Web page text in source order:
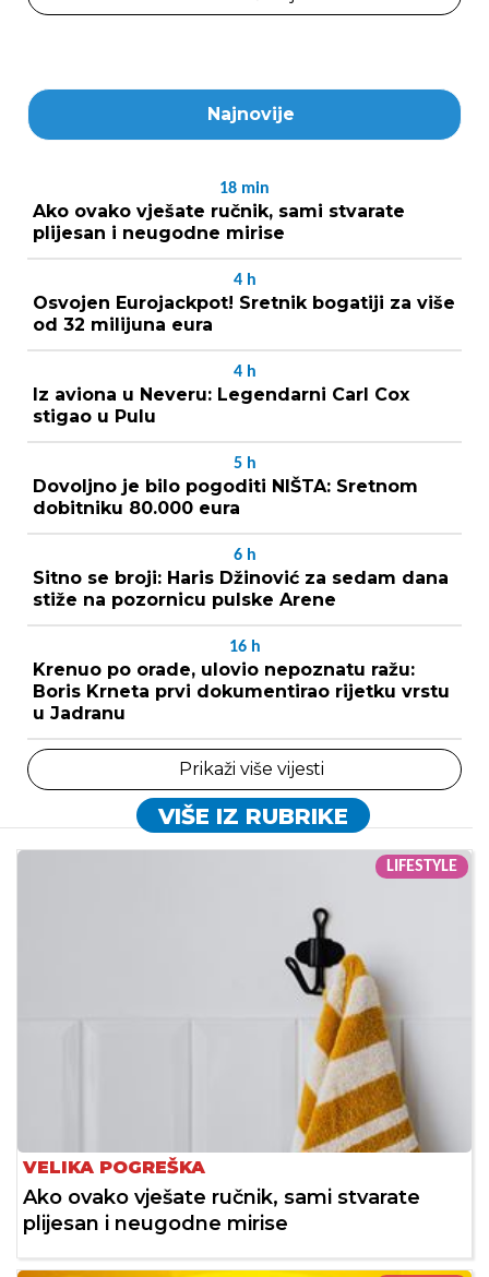
Najnovije
18 min
Ako ovako vješate ručnik, sami stvarate
plijesan i neugodne mirise
4 h
Osvojen Eurojackpot! Sretnik bogatiji za više
od 32 milijuna eura
4 h
Iz aviona u Neveru: Legendarni Carl Cox
stigao u Pulu
5 h
Dovoljno je bilo pogoditi NIŠTA: Sretnom
dobitniku 80.000 eura
6 h
Sitno se broji: Haris Džinović za sedam dana
stiže na pozornicu pulske Arene
16 h
Krenuo po orade, ulovio nepoznatu ražu:
Boris Krneta prvi dokumentirao rijetku vrstu
u Jadranu
Prikaži više vijesti
VIŠE IZ RUBRIKE
LIFESTYLE
VELIKA POGREŠKA
Ako ovako vješate ručnik, sami stvarate
plijesan i neugodne mirise